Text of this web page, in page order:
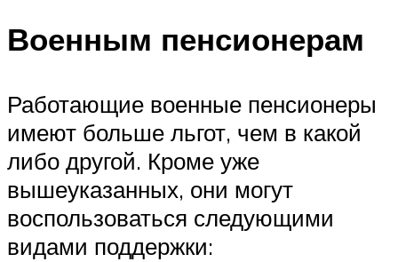
Военным пенсионерам
Работающие военные пенсионеры
имеют больше льгот, чем в какой
либо другой. Кроме уже
вышеуказанных, они могут
воспользоваться следующими
видами поддержки: